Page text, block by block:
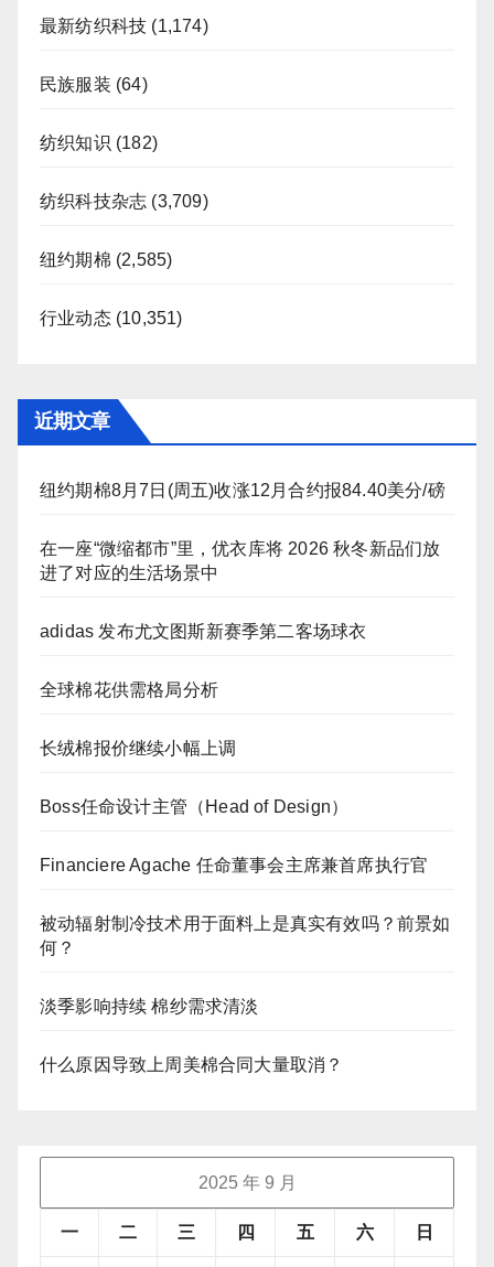
最新纺织科技 (1,174)
民族服装 (64)
纺织知识 (182)
纺织科技杂志 (3,709)
纽约期棉 (2,585)
行业动态(10,351)
近期文章
纽约期棉8月7日(周五)收涨12月合约报84.40美分/磅
在一座“微缩都市”里，优衣库将 2026 秋冬新品们放
进了对应的生活场景中
adidas 发布尤文图斯新赛季第二客场球衣
全球棉花供需格局分析
长绒棉报价继续小幅上调
Boss任命设计主管（Head of Design）
Financiere Agache 任命董事会主席兼首席执行官
被动辐射制冷技术用于面料上是真实有效吗？前景如
何？
淡季影响持续 棉纱需求清淡
什么原因导致上周美棉合同大量取消？
2025 年 9 月
一 二 三 四 五 六 日